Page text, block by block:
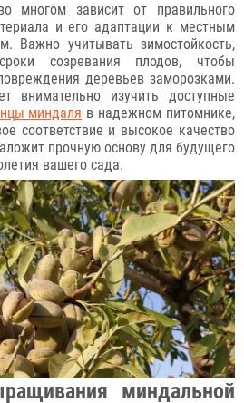
многом зависит от правильного
и его адаптации к местным
Важно учитывать зимостойкость,
созревания плодов, чтобы
деревьев заморозками.
внимательно изучить доступные
миндаля в надежном питомнике,
соответствие и высокое качество
прочную основу для будущего
вашего сада.
миндальной